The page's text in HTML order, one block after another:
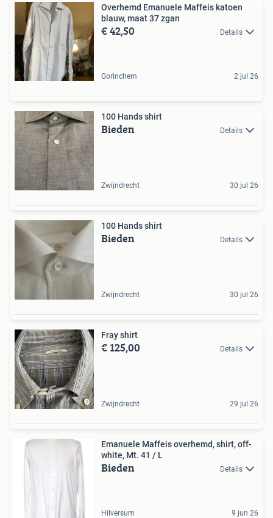
Overhemd Emanuele Maffeis katoen
blauw, maat 37 zgan
€ 42,50 Details
Gorinchem 2 jul 26
100 Hands shirt
Bieden Details
Zwijndrecht 30 jul 26
100 Hands shirt
Bieden Details
Zwijndrecht 30 jul 26
Fray shirt
€ 125,00 Details
Zwijndrecht 29 jul 26
Emanuele Maffeis overhemd, shirt, off-
white, Mt. 41 / L
Bieden Details
Hilversum 9 jun 26